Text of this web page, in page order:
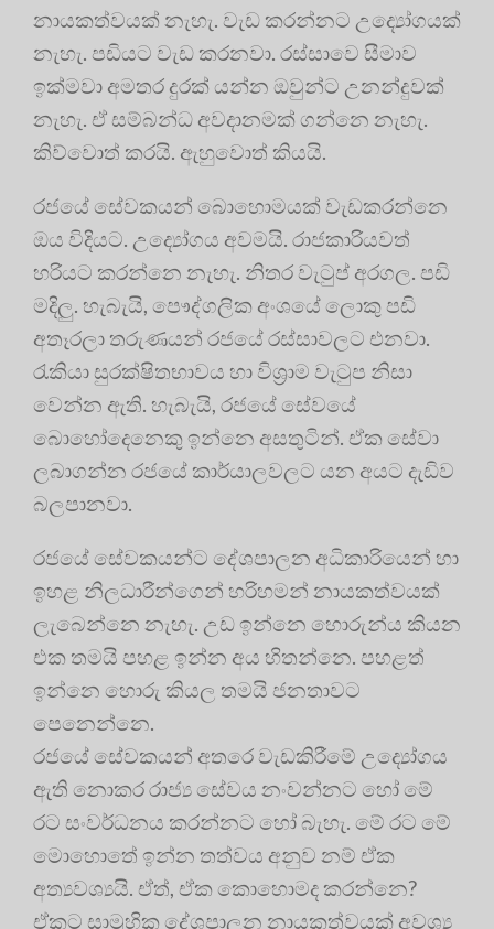
නායකත්වයක් නැහැ. වැඩ කරන්නට උද්‍යෝගයක්
නැහැ. පඩියට වැඩ කරනවා. රස්සාවෙ සීමාව
ඉක්මවා අමතර දුරක් යන්න ඔවුන්ට උනන්දුවක්
නැහැ. ඒ සම්බන්ධ අවදානමක් ගන්නෙ නැහැ.
කිව්වොත් කරයි. ඇහුවොත් කියයි.
රජයේ සේවකයන් බොහොමයක් වැඩකරන්නෙ
ඔය විදියට. උද්‍යෝගය අවමයි. රාජකාරියවත්
හරියට කරන්නෙ නැහැ. නිතර වැටුප් අරගල. පඩි
මදිලු. හැබැයි, පෞද්ගලික අංශයේ ලොකු පඩි
අතෑරලා තරුණයන් රජයේ රස්සාවලට එනවා.
රැකියා සුරක්ෂිතභාවය හා විශ්‍රාම වැටුප නිසා
වෙන්න ඇති. හැබැයි, රජයේ සේවයේ
බොහෝදෙනෙකු ඉන්නෙ අසතුටින්. ඒක සේවා
ලබාගන්න රජයේ කාර්යාලවලට යන අයට දැඩිව
බලපානවා.
රජයේ සේවකයන්ට දේශපාලන අධිකාරියෙන් හා
ඉහළ නිලධාරීන්ගෙන් හරිහමන් නායකත්වයක්
ලැබෙන්නෙ නැහැ. උඩ ඉන්නෙ හොරුන්ය කියන
එක තමයි පහළ ඉන්න අය හිතන්නෙ. පහළත්
ඉන්නෙ හොරු කියල තමයි ජනතාවට
පෙනෙන්නෙ.
රජයේ සේවකයන් අතරෙ වැඩකිරීමේ උද්‍යෝගය
ඇති නොකර රාජ්‍ය සේවය නංවන්නට හෝ මේ
රට සංවර්ධනය කරන්නට හෝ බැහැ. මේ රට මේ
මොහොතේ ඉන්න තත්වය අනුව නම් ඒක
අත්‍යවශ්‍යයි. ඒත්, ඒක කොහොමද කරන්නෙ?
ඒකට සාමූහික දේශපාලන නායකත්වයක් අවශ්‍ය